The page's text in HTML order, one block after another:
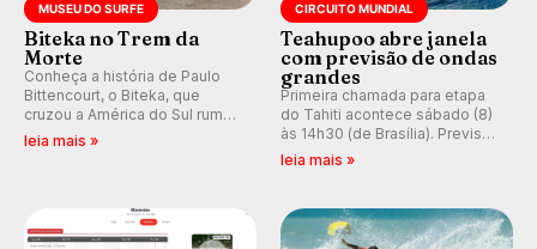
MUSEU DO SURFE
Biteka no Trem da
Morte
Conheça a história de Paulo
Bittencourt, o Biteka, que
cruzou a América do Sul rumo
ao Pacífico em uma jornada
leia mais »
CIRCUITO MUNDIAL
Teahupoo abre janela
com previsão de ondas
grandes
Primeira chamada para etapa
do Tahiti acontece sábado (8)
às 14h30 (de Brasília). Previsão
indica swell consistente.
Kelly Slater convidado.
leia mais »